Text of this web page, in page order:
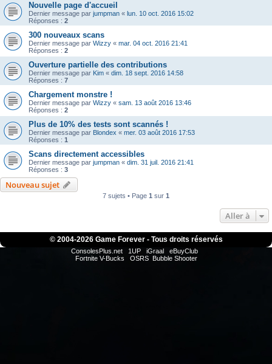
Nouvelle page d'accueil
Dernier message par jumpman « lun. 10 oct. 2016 15:02
Réponses : 2
300 nouveaux scans
Dernier message par Wizzy « mar. 04 oct. 2016 21:41
Réponses : 2
Ouverture partielle des contributions
Dernier message par Kim « dim. 18 sept. 2016 14:58
Réponses : 7
Chargement monstre !
Dernier message par Wizzy « sam. 13 août 2016 13:46
Réponses : 2
Plus de 10% des tests sont scannés !
Dernier message par Blondex « mer. 03 août 2016 17:53
Réponses : 1
Scans directement accessibles
Dernier message par jumpman « dim. 31 juil. 2016 21:41
Réponses : 3
Nouveau sujet
7 sujets • Page 1 sur 1
Aller à
© 2004-2026 Game Forever - Tous droits réservés
ConsolesPlus.net 1UP iGraal
eBuyClub
Fortnite V-Bucks
OSRS Bubble Shooter